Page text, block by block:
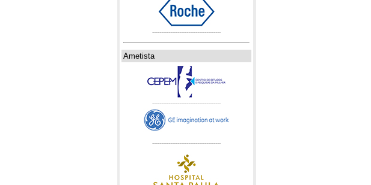
--------------------------------------
Ametista
--------------------------------------
--------------------------------------